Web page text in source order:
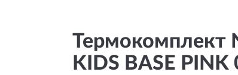
Термокомплект
KIDS BASE PINK